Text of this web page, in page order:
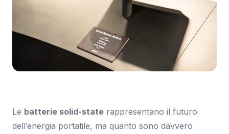
Le batterie solid-state rappresentano il futuro
dell’energia portatile, ma quanto sono davvero